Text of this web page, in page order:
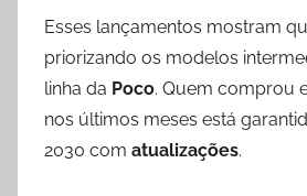
Esses lançamentos mostram
priorizando os modelos
linha da Poco. Quem comprou
nos últimos meses está
2030 com atualizações.